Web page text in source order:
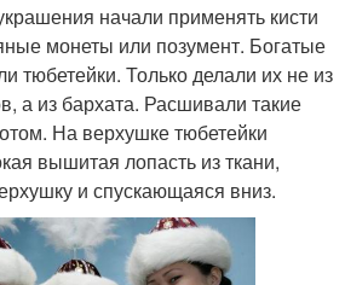
начали применять кисти
монеты или позумент. Богатые
тюбетейки. Только делали их не из
а из бархата. Расшивали такие
На верхушке тюбетейки
вышитая лопасть из ткани,
и спускающаяся вниз.